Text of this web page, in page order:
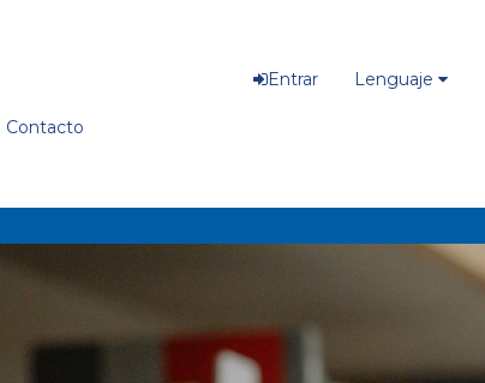
Contacto
Entrar Lenguaje